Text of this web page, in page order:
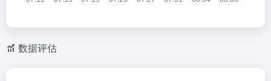
数据评估